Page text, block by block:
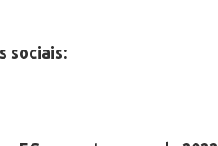
sociais: